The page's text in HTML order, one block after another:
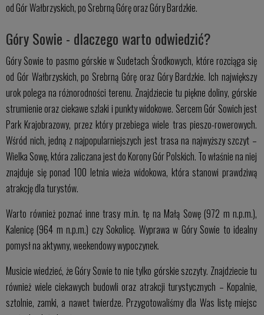
od Gór Wałbrzyskich, po Srebrną Górę oraz Góry Bardzkie.
Góry Sowie - dlaczego warto odwiedzić?
Góry Sowie to pasmo górskie w Sudetach Środkowych, które rozciąga się
od Gór Wałbrzyskich, po Srebrną Górę oraz Góry Bardzkie. Ich największy
urok polega na różnorodności terenu. Znajdziecie tu piękne doliny, górskie
strumienie oraz ciekawe szlaki i punkty widokowe. Sercem Gór Sowich jest
Park Krajobrazowy, przez który przebiega wiele tras pieszo-rowerowych.
Wśród nich, jedną z najpopularniejszych jest trasa na najwyższy szczyt –
Wielka Sowę, która zaliczana jest do Korony Gór Polskich. To właśnie na niej
znajduje się ponad 100 letnia wieża widokowa, która stanowi prawdziwą
atrakcję dla turystów.
Warto również poznać inne trasy m.in. tę na Małą Sowę (972 m n.p.m.),
Kalenicę (964 m n.p.m.) czy Sokolicę. Wyprawa w Góry Sowie to idealny
pomysł na aktywny, weekendowy wypoczynek.
Musicie wiedzieć, że Góry Sowie to nie tylko górskie szczyty. Znajdziecie tu
również wiele ciekawych budowli oraz atrakcji turystycznych – Kopalnie,
sztolnie, zamki, a nawet twierdze. Przygotowaliśmy dla Was listę miejsc